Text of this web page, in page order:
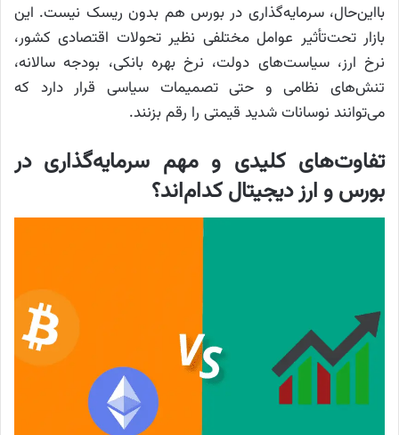
بااین‌حال، سرمایه‌گذاری در بورس هم بدون ریسک نیست. این
بازار تحت‌تأثیر عوامل مختلفی نظیر تحولات اقتصادی کشور،
نرخ ارز، سیاست‌های دولت، نرخ بهره بانکی، بودجه سالانه،
تنش‌های نظامی و حتی تصمیمات سیاسی قرار دارد که
می‌توانند نوسانات شدید قیمتی را رقم بزنند.
تفاوت‌های کلیدی و مهم سرمایه‌گذاری در
بورس و ارز دیجیتال کدام‌اند؟